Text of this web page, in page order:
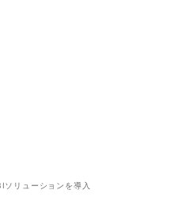
ソリューションを導入